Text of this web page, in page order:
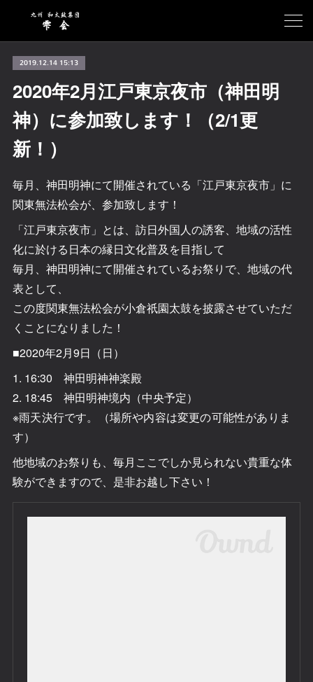
2019.12.14 15:13
2020年2月江戸東京夜市（神田明
神）に参加致します！（2/1更
新！）
毎月、神田明神にて開催されている「江戸東京夜市」に
関東無法松会が、参加致します！
「江戸東京夜市」とは、訪日外国人の誘客、地域の活性
化に於ける日本の縁日文化普及を目指して
毎月、神田明神にて開催されているお祭りで、地域の代
表として、
この度関東無法松会が小倉祇園太鼓を披露させていただ
くことになりました！
■2020年2月9日（日）
1. 16:30 神田明神神楽殿
2. 18:45 神田明神境内（中央予定）
※雨天決行です。（場所や内容は変更の可能性がありま
す）
他地域のお祭りも、毎月ここでしか見られない貴重な体
験ができますので、是非お越し下さい！